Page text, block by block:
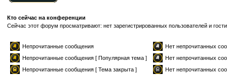
Кто сейчас на конференции
Сейчас этот форум просматривают: нет зарегистрированных пользователей и
Непрочитанные сообщения
Нет непрочитанных
Непрочитанные сообщения [ Популярная тема ]
Нет непрочитанных
Непрочитанные сообщения [ Тема закрыта ]
Нет непрочитанных